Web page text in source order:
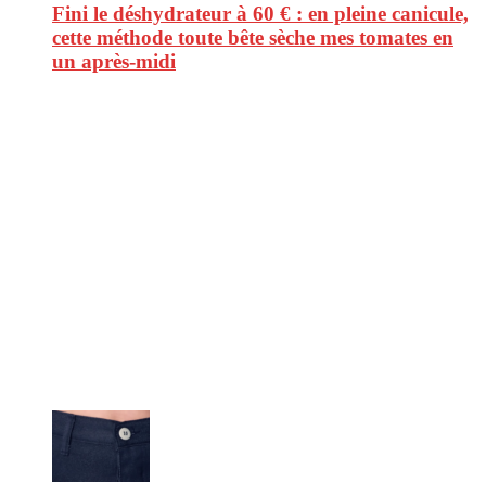
Fini le déshydrateur à 60 € : en pleine canicule,
cette méthode toute bête sèche mes tomates en
un après-midi